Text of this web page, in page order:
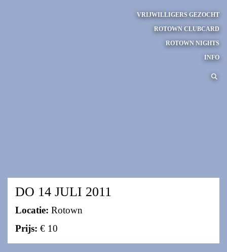
VRIJWILLIGERS GEZOCHT
ROTOWN CLUBCARD
ROTOWN NIGHTS
INFO
DO 14 JULI 2011
Locatie: Rotown
Prijs: € 10